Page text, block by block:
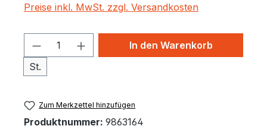
Preise inkl. MwSt. zzgl. Versandkosten
Produkt Anzahl: Gib den
St.
In den Warenkorb
Zum Merkzettel hinzufügen
Produktnummer: 9863164